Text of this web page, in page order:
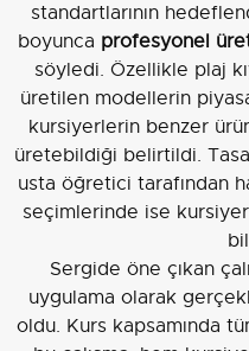
standartlarının
boyunca profesyonel
söyledi. Özellikle plaj
üretilen modellerin
kursiyerlerin benzer
üretebildiği belirtildi.
usta öğretici tarafından
seçimlerinde ise
Sergide öne çıkan
uygulama olarak
oldu. Kurs kapsamında